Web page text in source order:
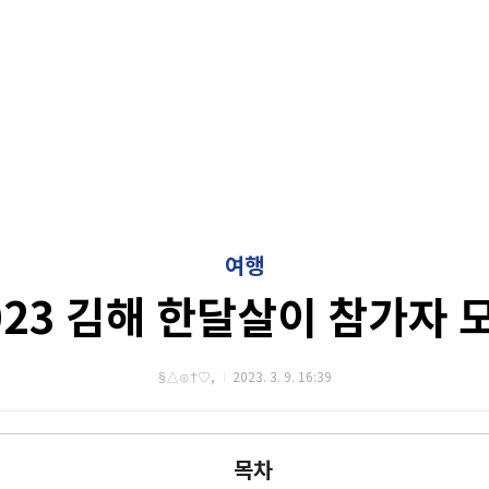
여행
김해 한달살이 참가자
§△⊙†♡, 2023. 3. 9. 16:39
목차